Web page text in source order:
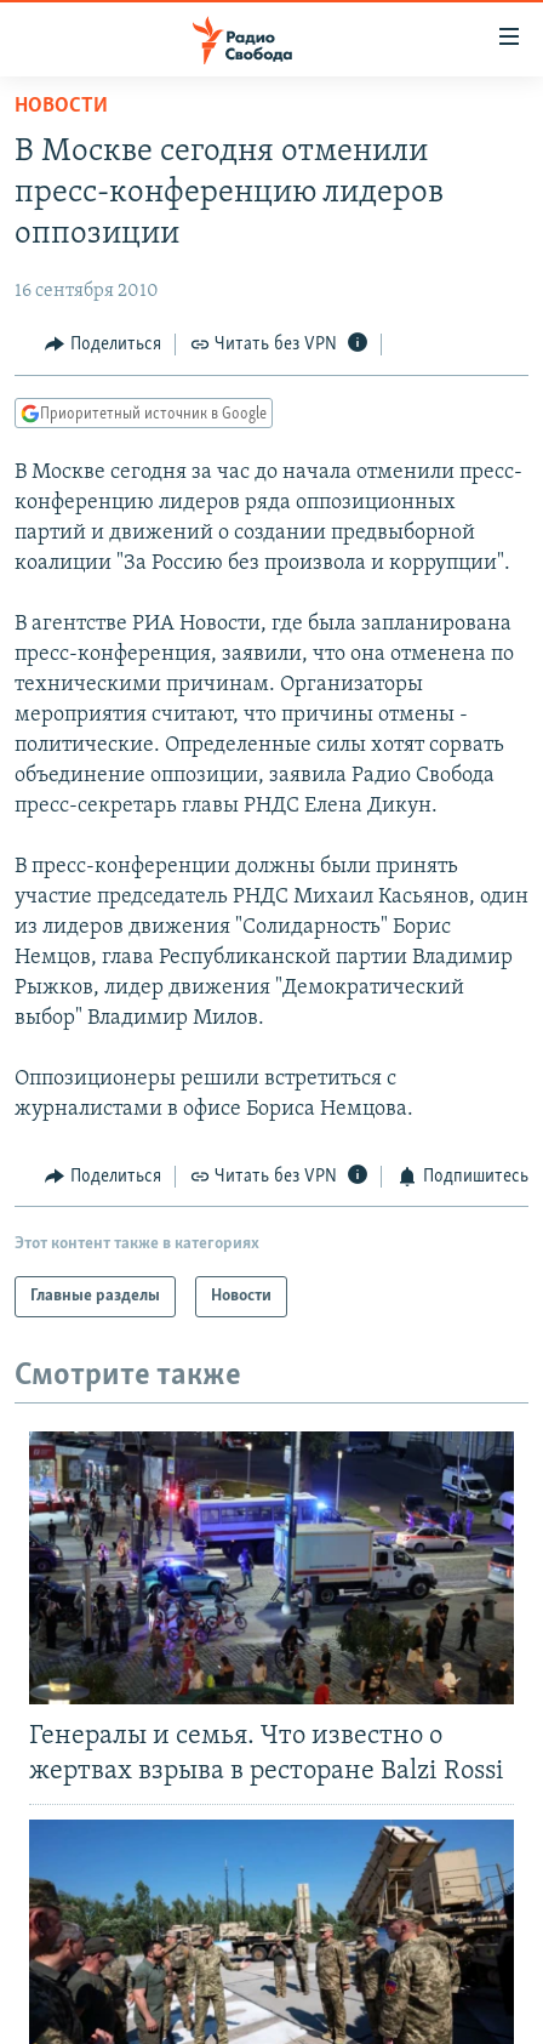
упрощенного
доступа
основному
Вернутся
Вернутся
поиску
АВТОРСКИЕ ПРОЕКТЫ
МНЕНИЯ
КУЛЬТУРА
КАВКАЗ.РЕАЛИИ
СЕВЕР.РЕАЛИИ
СИБИРЬ.РЕАЛИИ
РАСПИСАНИЕ ВЕЩАНИЯ
ПОДПИШИТЕСЬ НА РАССЫЛКУ
НОВОСТИ
В Москве сегодня отменили
пресс-конференцию лидеров
оппозиции
16 сентября 2010
Поделиться Читать без VPN
Приоритетный источник в Google
В Москве сегодня за час до начала отменили пресс-
конференцию лидеров ряда оппозиционных
партий и движений о создании предвыборной
коалиции "За Россию без произвола и коррупции".
В агентстве РИА Новости, где была запланирована
пресс-конференция, заявили, что она отменена по
техническими причинам. Организаторы
мероприятия считают, что причины отмены -
политические. Определенные силы хотят сорвать
объединение оппозиции, заявила Радио Свобода
пресс-секретарь главы РНДС Елена Дикун.
В пресс-конференции должны были принять
участие председатель РНДС Михаил Касьянов, один
из лидеров движения "Солидарность" Борис
Немцов, глава Республиканской партии Владимир
Рыжков, лидер движения "Демократический
выбор" Владимир Милов.
Оппозиционеры решили встретиться с
журналистами в офисе Бориса Немцова.
Поделиться Читать без VPN Подпишитесь
Этот контент также в категориях
Главные разделы Новости
Смотрите также
Генералы и семья. Что известно о
жертвах взрыва в ресторане Balzi Rossi